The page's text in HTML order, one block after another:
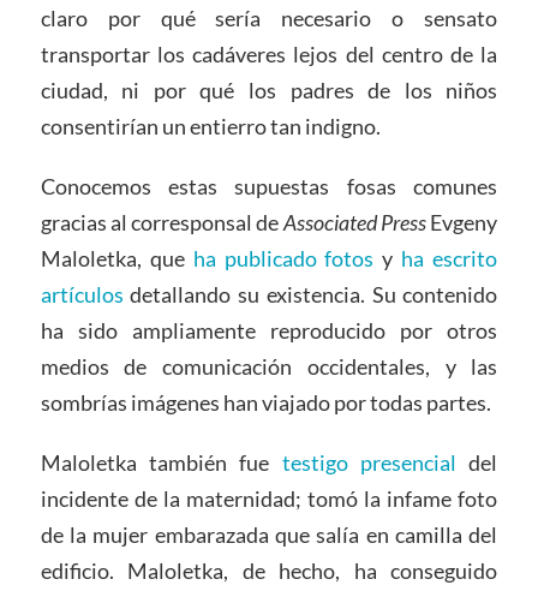
claro por qué sería necesario o sensato
transportar los cadáveres lejos del centro de la
ciudad, ni por qué los padres de los niños
consentirían un entierro tan indigno.
Conocemos estas supuestas fosas comunes
gracias al corresponsal deAssociated PressEvgeny
Maloletka, que ha publicado fotos y ha escrito
artículos detallando su existencia. Su contenido
ha sido ampliamente reproducido por otros
medios de comunicación occidentales, y las
sombrías imágenes han viajado por todas partes.
Maloletka también fue testigo presencial del
incidente de la maternidad; tomó la infame foto
de la mujer embarazada que salía en camilla del
edificio. Maloletka, de hecho, ha conseguido